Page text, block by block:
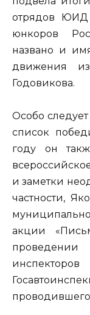
отрядов
юнкоров
названо и
движения
Годовикова.
Особо
список
году он
и заметки
частности,
акции